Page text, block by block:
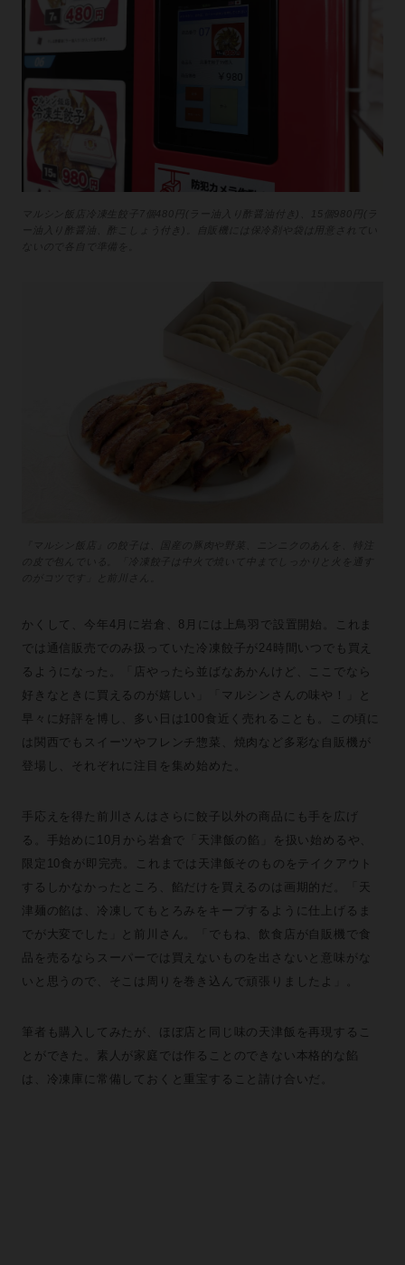
マルシン飯店冷凍生餃子7個480円(ラー油入り酢醤油付き)、15個980円(ラ
の皮で包んでいる。「冷凍餃子は中火で焼いて中までしっかりと火を通す
かくして、今年4月に岩倉、8月には上鳥羽で設置開始。これま
では通信販売でのみ扱っていた冷凍餃子が24時間いつでも買え
るようになった。「店やったら並ばなあかんけど、ここでなら
好きなときに買えるのが嬉しい」「マルシンさんの味や！」と
早々に好評を博し、多い日は100食近く売れることも。この頃に
は関西でもスイーツやフレンチ惣菜、焼肉など多彩な自販機が
登場し、それぞれに注目を集め始めた。
手応えを得た前川さんはさらに餃子以外の商品にも手を広げ
る。手始めに10月から岩倉で「天津飯の餡」を扱い始めるや、
限定10食が即完売。これまでは天津飯そのものをテイクアウト
するしかなかったところ、餡だけを買えるのは画期的だ。「天
津麺の餡は、冷凍してもとろみをキープするように仕上げるま
でが大変でした」と前川さん。「でもね、飲食店が自販機で食
品を売るならスーパーでは買えないものを出さないと意味がな
いと思うので、そこは周りを巻き込んで頑張りましたよ」。
筆者も購入してみたが、ほぼ店と同じ味の天津飯を再現するこ
とができた。素人が家庭では作ることのできない本格的な餡
は、冷凍庫に常備しておくと重宝すること請け合いだ。